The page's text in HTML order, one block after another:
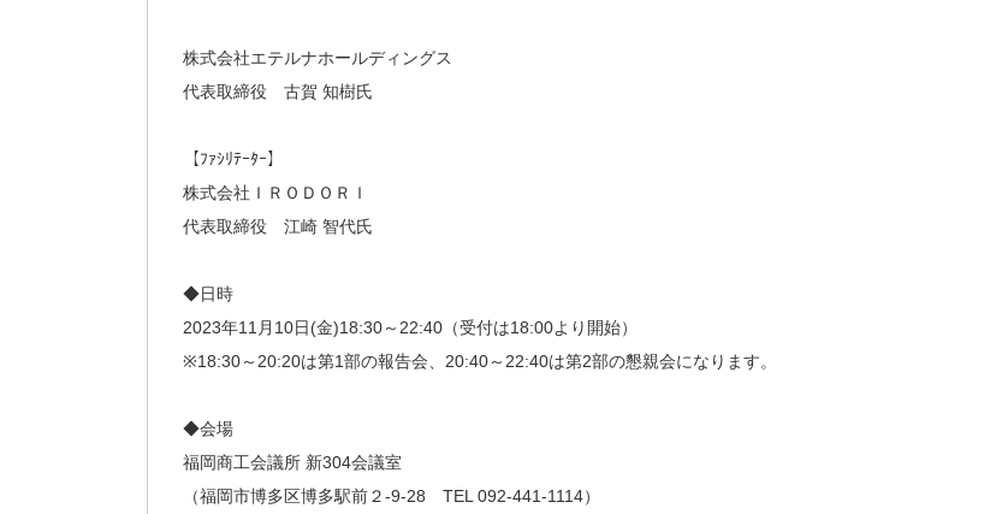
株式会社エテルナホールディングス
代表取締役 古賀 知樹氏
【ﾌｧｼﾘﾃｰﾀｰ】
株式会社ＩＲＯＤＯＲＩ
代表取締役 江崎 智代氏
◆日時
2023年11月10日(金)18:30～22:40（受付は18:00より開始）
※18:30～20:20は第1部の報告会、20:40～22:40は第2部の懇親会になります。
◆会場
福岡商工会議所 新304会議室
（福岡市博多区博多駅前２-9-28 TEL 092-441-1114）